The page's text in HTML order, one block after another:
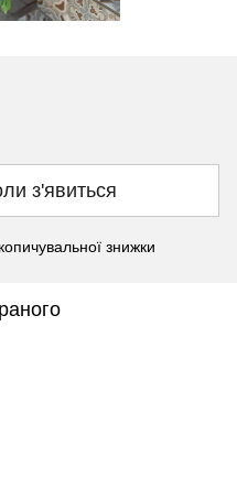
з'явиться
знижки